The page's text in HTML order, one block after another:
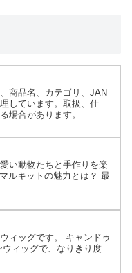
商品名、カテゴリ、JAN
しています。取扱、仕
場合があります。
い動物たちと手作りを楽
ルキットの魅力とは？ 最
ィッグです。 キャンドゥ
ィッグで、なりきり度